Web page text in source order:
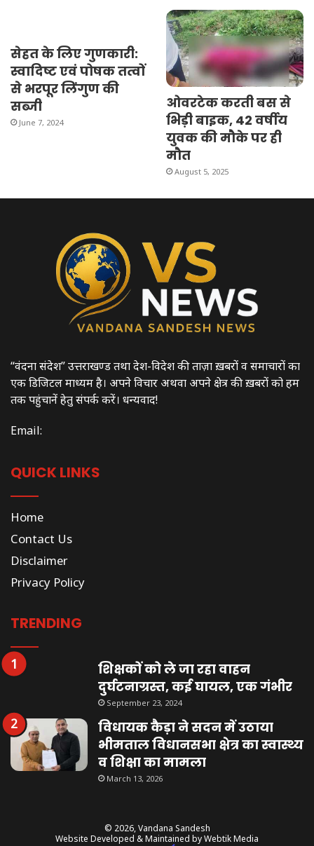
सेहत के लिए गुणकारी:
स्वादिष्ट एवं पोषक तत्वों
से भरपूर लिंगुण की
सब्जी
June 7, 2024
ओवरटेक करती बस से
भिड़ी बाइक, 42 वर्षीय
युवक की मौके पर ही
मौत
August 5, 2025
“वंदना संदेश” उत्तराखण्ड तथा देश-विदेश की ताज़ा ख़बरों व समाचारों का
एक डिजिटल माध्यम है। अपने विचार अथवा अपने क्षेत्र की ख़बरों को हम
तक पहुंचानें हेतु संपर्क करें। धन्यवाद!
Email:
QUICK LINKS
Home
Contact Us
Disclaimer
Privacy Policy
TRENDING
शिक्षकों को ले जा रहा वाहन
दुर्घटनाग्रस्त, कई घायल, एक गंभीर
September 23, 2024
विधायक कैड़ा ने सदन में उठाया
भीमताल विधानसभा क्षेत्र का स्वास्थ्य
व शिक्षा का मामला
March 13, 2026
© 2026,Vandana Sandesh
Website Developed & Maintained by Webtik Media